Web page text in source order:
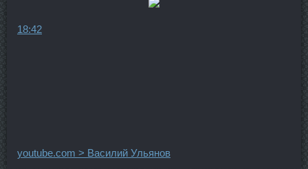
18:42
youtube.com > Василий Ульянов